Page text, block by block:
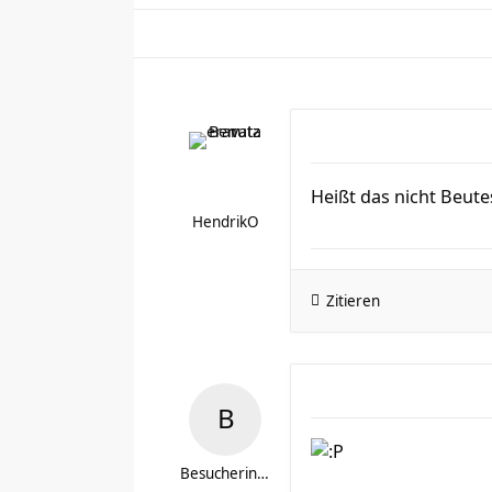
HendrikO
Heißt das nicht
Zitieren
Besucherin_71